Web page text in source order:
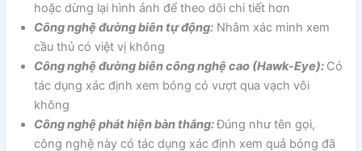
hoặc dừng lại hình ảnh để theo dõi chi tiết hơn
Công nghệ đường biên tự động: Nhằm xác minh xem
cầu thủ có việt vị không
Công nghệ đường biên công nghệ cao (Hawk-Eye): Có
tác dụng xác định xem bóng có vượt qua vạch vôi
không
Công nghệ phát hiện bàn thắng:Đúng như tên gọi,
công nghệ này có tác dụng xác định xem quả bóng đã